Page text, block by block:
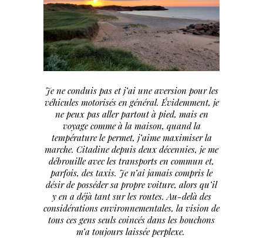
Je ne conduis pas et j’ai une aversion pour les
véhicules motorisés en général. Évidemment, je
ne peux pas aller partout à pied, mais en
voyage comme à la maison, quand la
température le permet, j’aime maximiser la
marche. Citadine depuis deux décennies, je me
débrouille avec les transports en commun et,
parfois, des taxis. Je n’ai jamais compris le
désir de posséder sa propre voiture, alors qu’il
y en a déjà tant sur les routes. Au-delà des
considérations environnementales, la vision de
tous ces gens seuls coincés dans les bouchons
m’a toujours laissée perplexe.